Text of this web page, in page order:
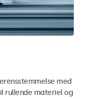
med
rullende materiel og